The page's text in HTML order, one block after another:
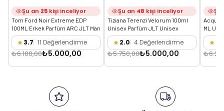
100ML Erkek Parfüm ARC JLT Man
3.7 11 Değerlendirme
₺6.100,00₺5.000,00
Unisex Parfüm JLT Unisex
2.0 4 Değerlendirme
₺5.750,00₺5.000,00
ML
%100 Orijinal
Tüm ürünler orijinaldir
Ücretsiz Kargo
750 TL ve üzeri siparişlerde